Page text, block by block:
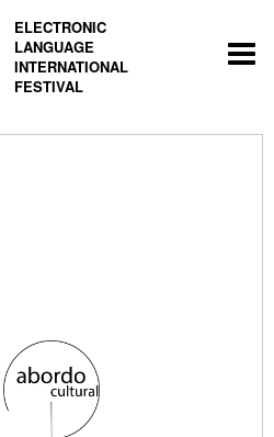
ELECTRONIC
LANGUAGE
INTERNATIONAL
FESTIVAL